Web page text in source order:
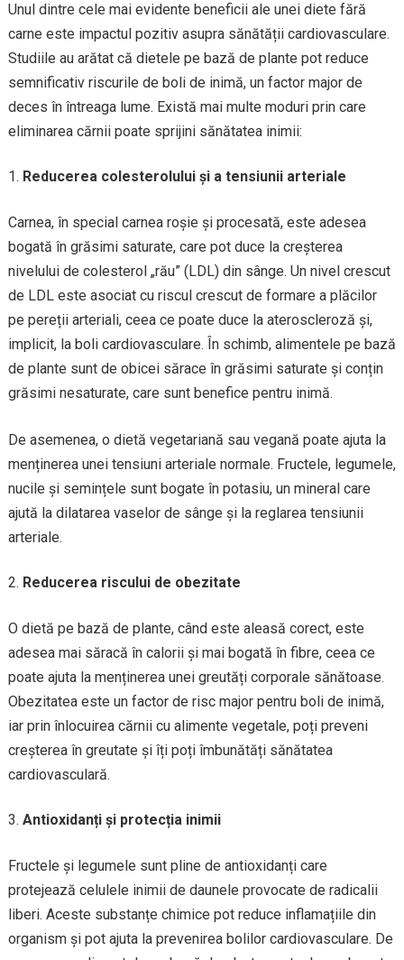
Unul dintre cele mai evidente beneficii ale unei diete fără
carne este impactul pozitiv asupra sănătății cardiovasculare.
Studiile au arătat că dietele pe bază de plante pot reduce
semnificativ riscurile de boli de inimă, un factor major de
deces în întreaga lume. Există mai multe moduri prin care
eliminarea cărnii poate sprijini sănătatea inimii:
Reducerea colesterolului și a tensiunii arteriale
Carnea, în special carnea roșie și procesată, este adesea
bogată în grăsimi saturate, care pot duce la creșterea
nivelului de colesterol „rău” (LDL) din sânge. Un nivel crescut
de LDL este asociat cu riscul crescut de formare a plăcilor
pe pereții arteriali, ceea ce poate duce la ateroscleroză și,
implicit, la boli cardiovasculare. În schimb, alimentele pe bază
de plante sunt de obicei sărace în grăsimi saturate și conțin
grăsimi nesaturate, care sunt benefice pentru inimă.
De asemenea, o dietă vegetariană sau vegană poate ajuta la
menținerea unei tensiuni arteriale normale. Fructele, legumele,
nucile și semințele sunt bogate în potasiu, un mineral care
ajută la dilatarea vaselor de sânge și la reglarea tensiunii
arteriale.
Reducerea riscului de obezitate
O dietă pe bază de plante, când este aleasă corect, este
adesea mai săracă în calorii și mai bogată în fibre, ceea ce
poate ajuta la menținerea unei greutăți corporale sănătoase.
Obezitatea este un factor de risc major pentru boli de inimă,
iar prin înlocuirea cărnii cu alimente vegetale, poți preveni
creșterea în greutate și îți poți îmbunătăți sănătatea
cardiovasculară.
Antioxidanți și protecția inimii
Fructele și legumele sunt pline de antioxidanți care
protejează celulele inimii de daunele provocate de radicalii
liberi. Aceste substanțe chimice pot reduce inflamațiile din
organism și pot ajuta la prevenirea bolilor cardiovasculare. De